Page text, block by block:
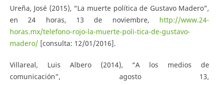
Ureña, José (2015), “La muerte política de Gustavo Madero”,
en 24 horas, 13 de noviembre, http://www.24-
horas.mx/telefono-rojo-la-muerte-poli-tica-de-gustavo-
madero/[consulta: 12/01/2016].
Villareal, Luis Albero (2014), “A los medios de
comunicación”, agosto 13,